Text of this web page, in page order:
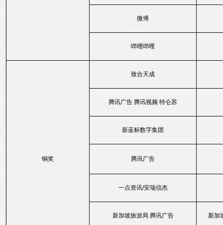
微博
哔哩哔哩
铜奖
致合天成
腾讯广告 腾讯视频 特仑苏
新蓝标数字集团
腾讯广告
一点资讯/安瑞信杰
新加坡旅游局 腾讯广告 新加